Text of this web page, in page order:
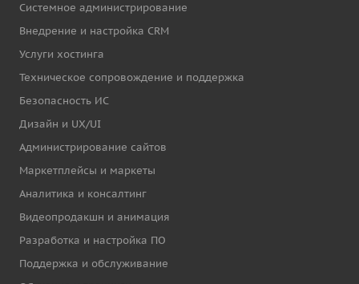
Системное администрирование
Внедрение и настройка CRM
Услуги хостинга
Техническое сопровождение и поддержка
Безопасность ИС
Дизайн и UX/UI
Администрирование сайтов
Маркетплейсы и маркеты
Аналитика и консалтинг
Видеопродакшн и анимация
Разработка и настройка ПО
Поддержка и обслуживание